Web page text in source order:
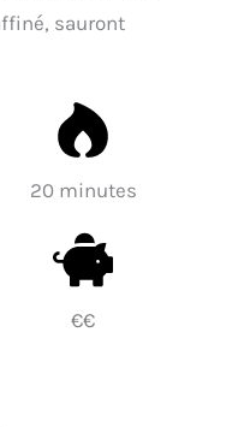
sauront
20 minutes
€€